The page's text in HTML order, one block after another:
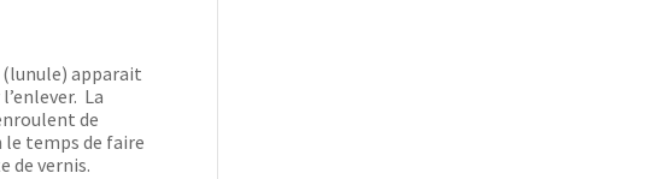
(lunule) apparait
La
de
temps de faire
de vernis.